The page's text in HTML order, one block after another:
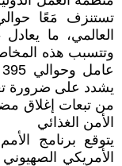
وتتسبب هذه
يشدد على ضرورة
من تبعات إغلاق
الأمن الغذائي
يتوقع برنامج